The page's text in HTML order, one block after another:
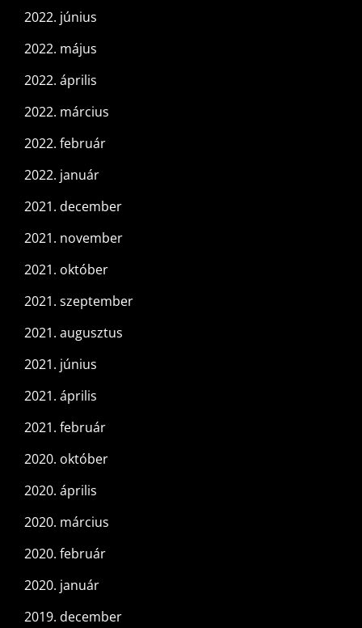
2022. június
2022. május
2022. április
2022. március
2022. február
2022. január
2021. december
2021. november
2021. október
2021. szeptember
2021. augusztus
2021. június
2021. április
2021. február
2020. október
2020. április
2020. március
2020. február
2020. január
2019. december